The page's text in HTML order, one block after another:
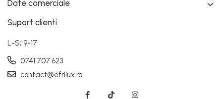
Date comerciale
Suport clienti
L-S; 9-17
0741.707.623
contact@efrilux.ro